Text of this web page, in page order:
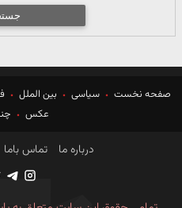
صفحه نخست سیاسی بین الملل
عکس
درباره ما تماس باما